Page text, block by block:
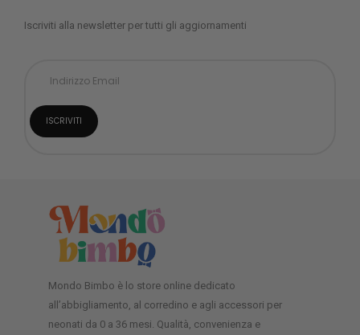
Iscriviti alla newsletter per tutti gli aggiornamenti
Mondo Bimbo è lo store online dedicato
all’abbigliamento, al corredino e agli accessori per
neonati da 0 a 36 mesi. Qualità, convenienza e